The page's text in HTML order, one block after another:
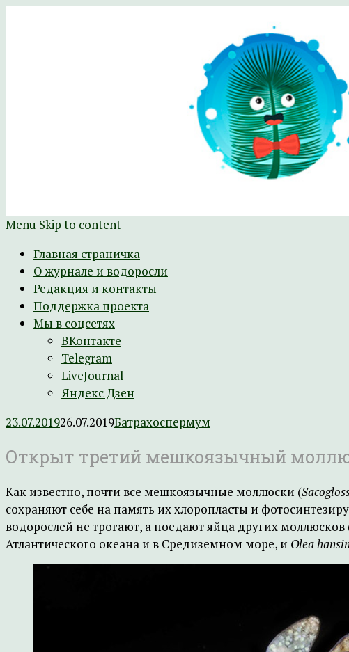
The Batrachospermum Magazine
Научно-развлекательный журнал
Menu Skip to content
Главная страничка
О журнале и водоросли
Редакция и контакты
Поддержка проекта
Мы в соцсетях
ВКонтакте
Telegram
LiveJournal
Яндекс Дзен
23.07.201926.07.2019Батрахоспермум
Открыт третий мешкоязычный
Как известно, почти все мешкоязычные моллюски (
сохраняют себе на память их хлоропласты и
водорослей не трогают, а поедают яйца других
Атлантического океана и в Средиземном море, и Olea